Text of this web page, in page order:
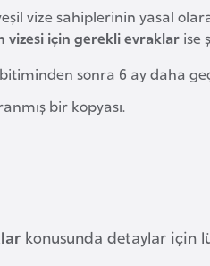
vize sahiplerinin yasal
vizesi için gerekli evraklar ise
sonra 6 ay daha
bir kopyası.
konusunda detaylar için